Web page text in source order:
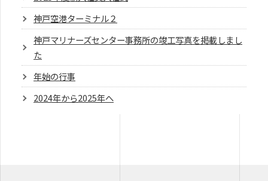
神戸空港ターミナル２
神戸マリナーズセンター事務所の竣工写真を掲載しまし
た
年始の行事
2024年から2025年へ